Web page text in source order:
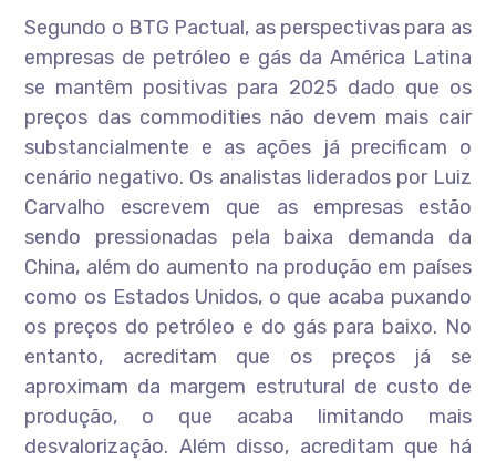
Segundo o BTG Pactual, as perspectivas para as
empresas de petróleo e gás da América Latina
se mantêm positivas para 2025 dado que os
preços das commodities não devem mais cair
substancialmente e as ações já precificam o
cenário negativo. Os analistas liderados por Luiz
Carvalho escrevem que as empresas estão
sendo pressionadas pela baixa demanda da
China, além do aumento na produção em países
como os Estados Unidos, o que acaba puxando
os preços do petróleo e do gás para baixo. No
entanto, acreditam que os preços já se
aproximam da margem estrutural de custo de
produção, o que acaba limitando mais
desvalorização. Além disso, acreditam que há